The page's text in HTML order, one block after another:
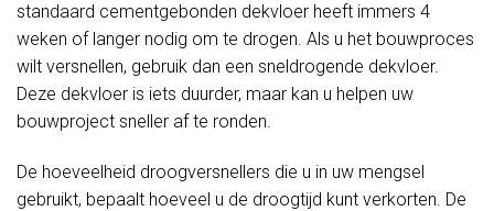
standaard cementgebonden dekvloer heeft immers 4
weken of langer nodig om te drogen. Als u het bouwproces
wilt versnellen, gebruik dan een sneldrogende dekvloer.
Deze dekvloer is iets duurder, maar kan u helpen uw
bouwproject sneller af te ronden.
De hoeveelheid droogversnellers die u in uw mengsel
gebruikt, bepaalt hoeveel u de droogtijd kunt verkorten. De